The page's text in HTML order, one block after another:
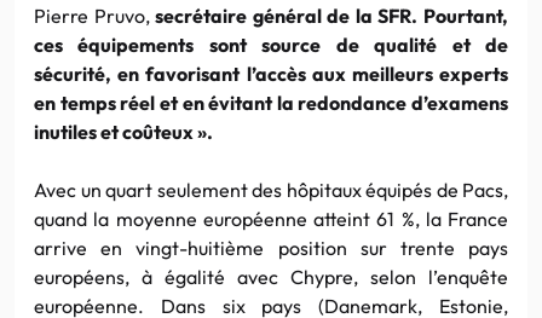
Pierre Pruvo,secrétaire général de la SFR. Pourtant,
ces équipements sont source de qualité et de
sécurité, en favorisant l’accès aux meilleurs experts
en temps réel et en évitant la redondance d’examens
inutiles et coûteux ».
Avec un quart seulement des hôpitaux équipés de Pacs,
quand la moyenne européenne atteint 61 %, la France
arrive en vingt-huitième position sur trente pays
européens, à égalité avec Chypre, selon l’enquête
européenne. Dans six pays (Danemark, Estonie,